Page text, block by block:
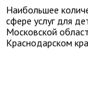
Наибольшее
сфере услуг для
Московской
Краснодарском